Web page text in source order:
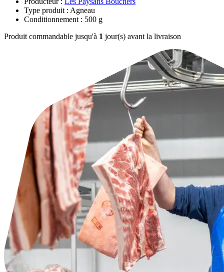
Type produit : Agneau
Conditionnement : 500 g
Produit commandable jusqu'à 1 jour(s) avant la livraison